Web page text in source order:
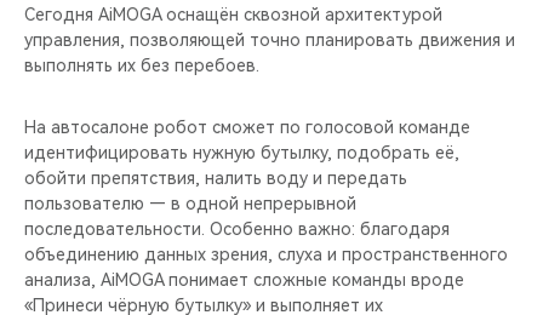
Сегодня AiMOGA оснащён сквозной архитектурой
управления, позволяющей точно планировать движения и
выполнять их без перебоев.
На автосалоне робот сможет по голосовой команде
идентифицировать нужную бутылку, подобрать её,
обойти препятствия, налить воду и передать
пользователю — в одной непрерывной
последовательности. Особенно важно: благодаря
объединению данных зрения, слуха и пространственного
анализа, AiMOGA понимает сложные команды вроде
«Принеси чёрную бутылку» и выполняет их